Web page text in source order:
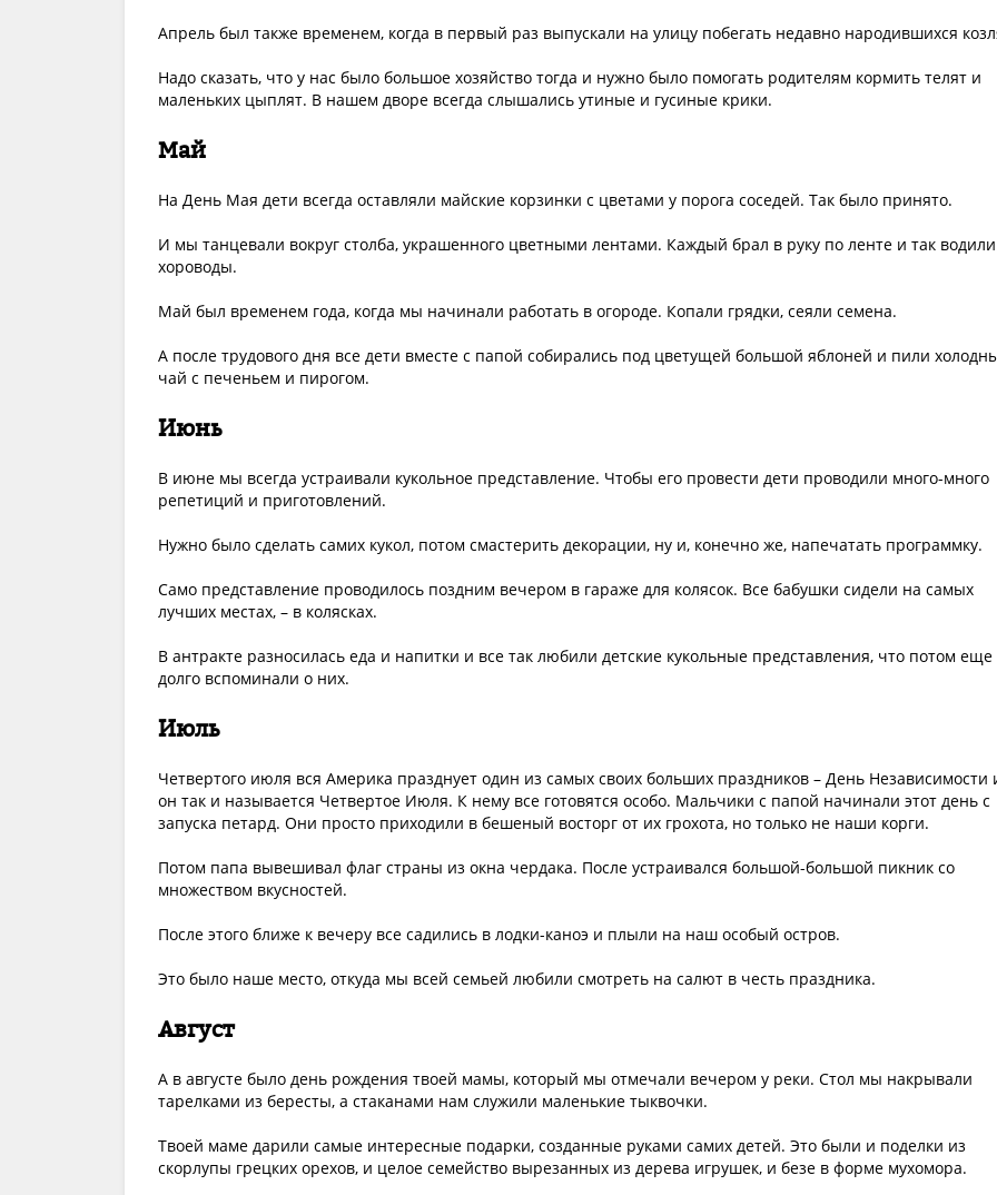
Апрель был также временем, когда в первый раз выпускали на улицу побегать недавно народившихся
Надо сказать, что у нас было большое хозяйство тогда и нужно было помогать родителям кормить телят и
маленьких цыплят. В нашем дворе всегда слышались утиные и гусиные крики.
Май
На День Мая дети всегда оставляли майские корзинки с цветами у порога соседей. Так было принято.
И мы танцевали вокруг столба, украшенного цветными лентами. Каждый брал в руку по ленте и так водили
хороводы.
Май был временем года, когда мы начинали работать в огороде. Копали грядки, сеяли семена.
А после трудового дня все дети вместе с папой собирались под цветущей большой яблоней и пили
чай с печеньем и пирогом.
Июнь
В июне мы всегда устраивали кукольное представление. Чтобы его провести дети проводили много-много
репетиций и приготовлений.
Нужно было сделать самих кукол, потом смастерить декорации, ну и, конечно же, напечатать программку.
Само представление проводилось поздним вечером в гараже для колясок. Все бабушки сидели на самых
лучших местах, – в колясках.
В антракте разносилась еда и напитки и все так любили детские кукольные представления, что потом еще
долго вспоминали о них.
Июль
Четвертого июля вся Америка празднует один из самых своих больших праздников – День Независимости
он так и называется Четвертое Июля. К нему все готовятся особо. Мальчики с папой начинали этот день с
запуска петард. Они просто приходили в бешеный восторг от их грохота, но только не наши корги.
Потом папа вывешивал флаг страны из окна чердака. После устраивался большой-большой пикник со
множеством вкусностей.
После этого ближе к вечеру все садились в лодки-каноэ и плыли на наш особый остров.
Это было наше место, откуда мы всей семьей любили смотреть на салют в честь праздника.
Август
А в августе было день рождения твоей мамы, который мы отмечали вечером у реки. Стол мы накрывали
тарелками из бересты, а стаканами нам служили маленькие тыквочки.
Твоей маме дарили самые интересные подарки, созданные руками самих детей. Это были и поделки из
скорлупы грецких орехов, и целое семейство вырезанных из дерева игрушек, и безе в форме мухомора.